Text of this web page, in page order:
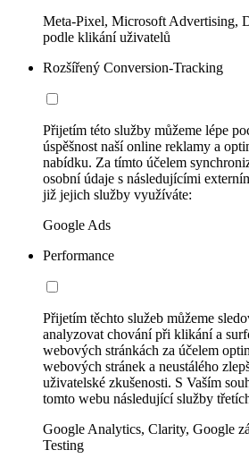
Meta-Pixel, Microsoft Advertising,
podle klikání uživatelů
Rozšířený Conversion-Tracking
Přijetím této služby můžeme lépe
úspěšnost naší online reklamy a
nabídku. Za tímto účelem
osobní údaje s následujícími
již jejich služby využíváte:
Google Ads
Performance
Přijetím těchto služeb můžeme
analyzovat chování při klikání a
webových stránkách za účelem
webových stránek a neustálého
uživatelské zkušenosti. S Vaším
tomto webu následující služby
Google Analytics, Clarity, Google
Testing